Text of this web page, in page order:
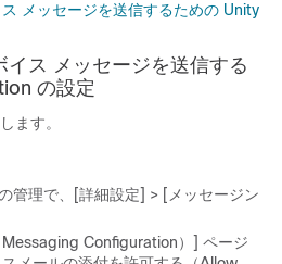
メッセージを送信するための Unity
ス メッセージを送信する
の設定
ます。
管理で、[詳細設定] > [メッセージン
Configuration）] ページ